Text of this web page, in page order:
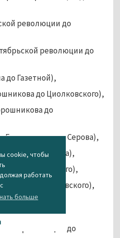
cookie, чтобы
работать
больше
революции до
революции до
до Газетной),
до Циолковского),
до
Горошникова до Серова),
до Ломоносова),
до Циолковского),
до Островского),
до
революции до